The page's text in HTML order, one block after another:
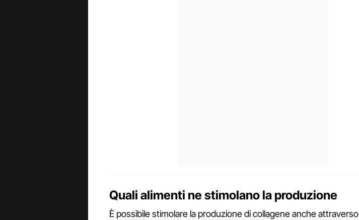
Quali alimenti ne stimolano la produzione
È possibile stimolare la produzione di collagene anche attraverso